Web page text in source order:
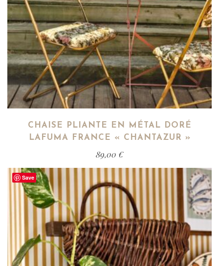
CHAISE PLIANTE EN MÉTAL DORÉ
LAFUMA FRANCE « CHANTAZUR »
89,00 €
Save